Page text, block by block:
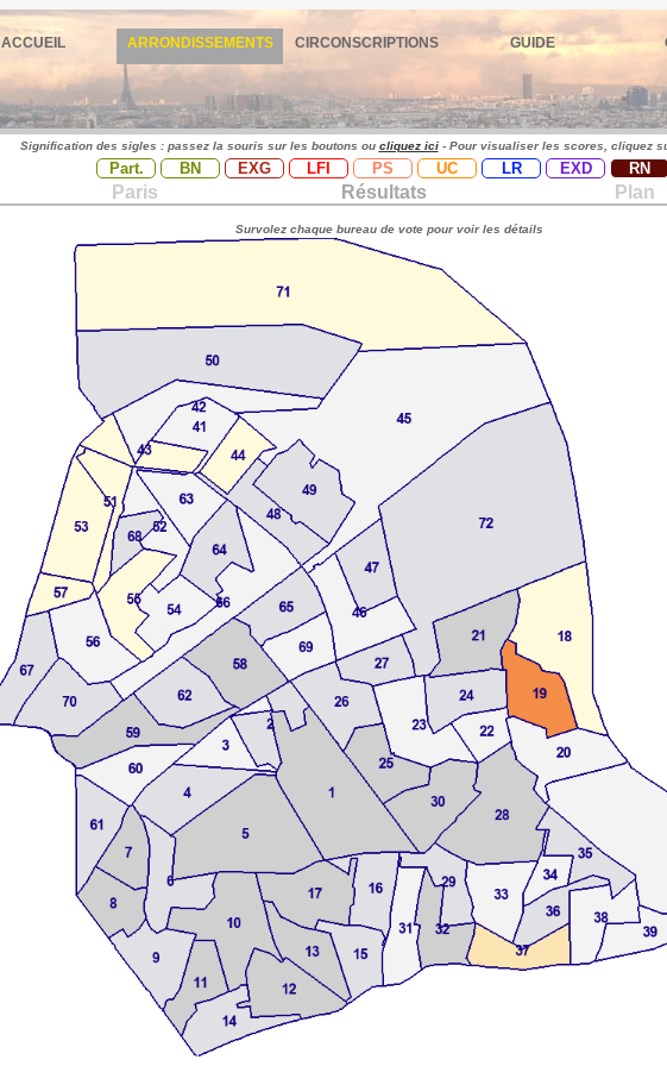
ACCUEIL ARRONDISSEMENTS CIRCONSCRIPTIONS GUIDE
Signification des sigles : passez la souris sur les boutons ou cliquez ici- Pour visualiser les scores, cliquez
Part. BN EXG LFI PS UC LR EXD RN
Paris Résultats Plan
Survolez chaque bureau de vote pour voir les détails